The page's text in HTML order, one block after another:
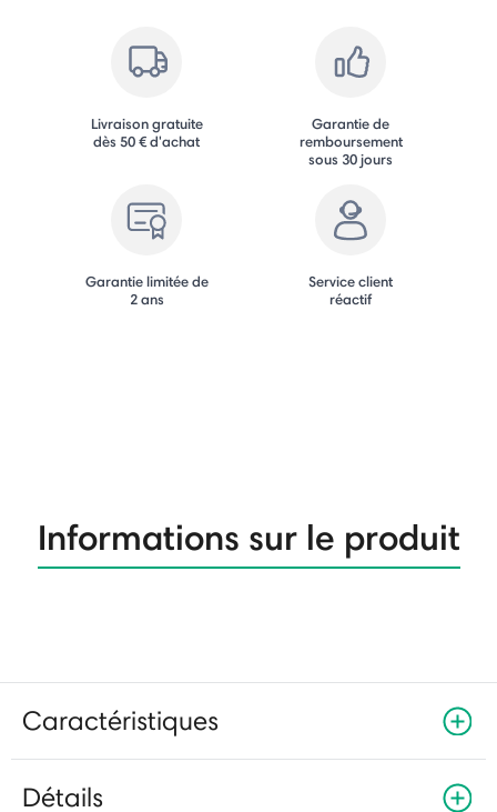
Livraison gratuite
dès 50 € d'achat
Garantie de
remboursement
sous 30 jours
Garantie limitée de
2 ans
Service client
réactif
Informations sur le produit
Caractéristiques
Détails